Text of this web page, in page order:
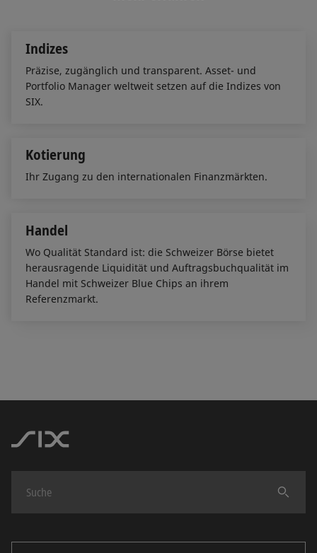
Indizes
Präzise, zugänglich und transparent. Asset- und
Portfolio Manager weltweit setzen auf die Indizes von
SIX.
Kotierung
Ihr Zugang zu den internationalen Finanzmärkten.
Handel
Wo Qualität Standard ist: die Schweizer Börse bietet
herausragende Liquidität und Auftragsbuchqualität im
Handel mit Schweizer Blue Chips an ihrem
Referenzmarkt.
Finden